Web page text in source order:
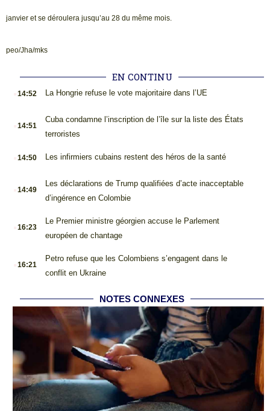
janvier et se déroulera jusqu’au 28 du même mois.
peo/Jha/mks
EN CONTINU
14:52 La Hongrie refuse le vote majoritaire dans l’UE
14:51
Cuba condamne l’inscription de l’île sur la liste des États
terroristes
14:50 Les infirmiers cubains restent des héros de la santé
14:49
Les déclarations de Trump qualifiées d’acte inacceptable
d’ingérence en Colombie
16:23
Le Premier ministre géorgien accuse le Parlement
européen de chantage
16:21
Petro refuse que les Colombiens s’engagent dans le
conflit en Ukraine
NOTES CONNEXES